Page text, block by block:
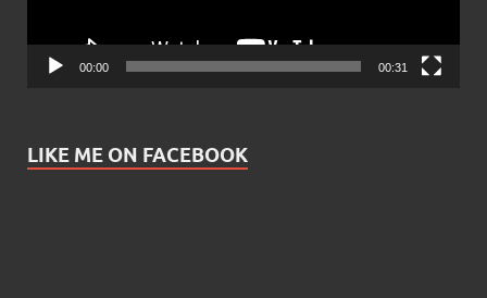
00:00 00:31
LIKE ME ON FACEBOOK